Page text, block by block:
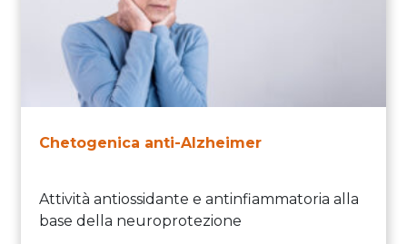
Chetogenica anti-Alzheimer
Attività antiossidante e antinfiammatoria alla
base della neuroprotezione